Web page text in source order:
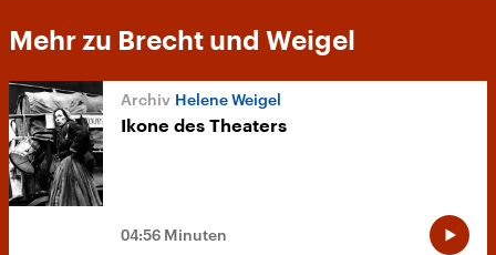
Mehr zu Brecht und Weigel
Helene Weigel
Ikone des Theaters
04:56 Minuten